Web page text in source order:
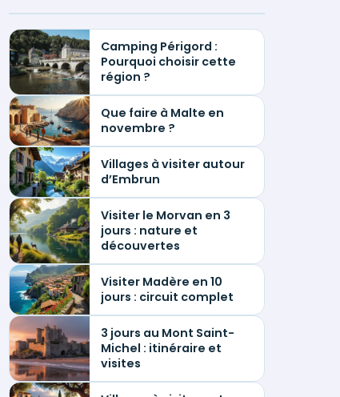
Camping Périgord :
Pourquoi choisir cette
région ?
Que faire à Malte en
novembre ?
Villages à visiter autour
d’Embrun
Visiter le Morvan en 3
jours : nature et
découvertes
Visiter Madère en 10
jours : circuit complet
3 jours au Mont Saint-
Michel : itinéraire et
visites